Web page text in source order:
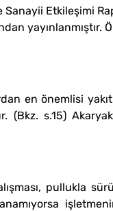
Etkileşimi
yayınlanmıştır.
en önemlisi
(Bkz. s.15)
pullukla